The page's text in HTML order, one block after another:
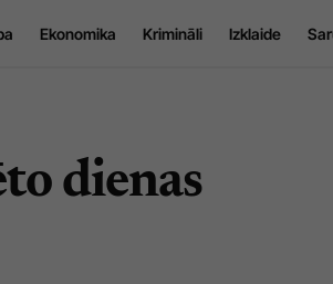
Ekonomika Krimināli Izklaide
dienas